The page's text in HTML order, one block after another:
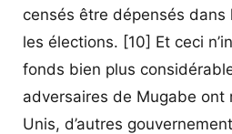
censés être dépensés
les élections. [10] Et ceci
fonds bien plus
adversaires de Mugabe ont
Unis, d’autres